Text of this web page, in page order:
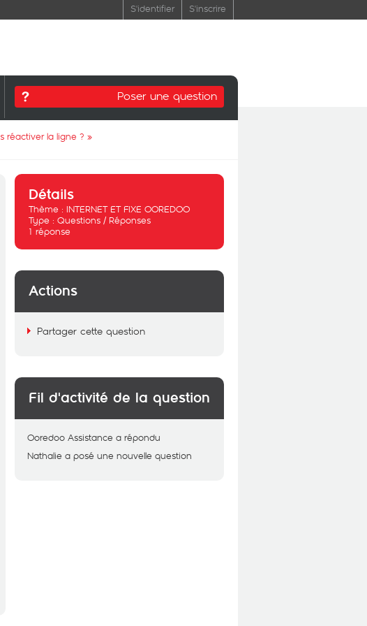
S'identifier S'inscrire
Poser une question
réactiver la ligne ? »
Détails
Thème : INTERNET ET FIXE OOREDOO
Type : Questions / Réponses
1 réponse
Actions
Partager cette question
Fil d'activité de la question
Ooredoo Assistance a répondu
Nathalie a posé une nouvelle question